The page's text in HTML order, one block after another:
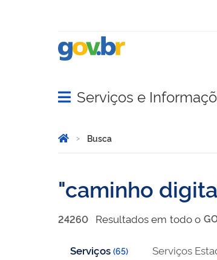
Abrir menu principal de
Serviços e
Você está aqui:
Página Inicial
Busca
caminho
24260 Resultadosem todo o
Serviços (65) Serviços